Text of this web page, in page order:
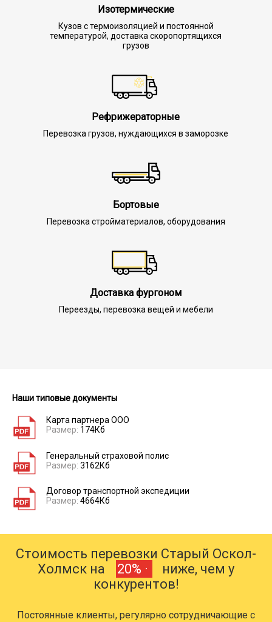
Изотермические
Кузов с термоизоляцией и постоянной
температурой, доставка скоропортящихся
грузов
Рефрижераторные
Перевозка грузов, нуждающихся в заморозке
Бортовые
Перевозка стройматериалов, оборудования
Доставка фургоном
Переезды, перевозка вещей и мебели
Наши типовые документы
Карта партнера ООО
Размер: 174Кб
Генеральный страховой полис
Размер: 3162Кб
Договор транспортной экспедиции
Размер: 4664Кб
Стоимость перевозки Старый Оскол-
Холмск на
20% ·
ниже, чем у
конкурентов!
Постоянные клиенты, регулярно сотрудничающие с